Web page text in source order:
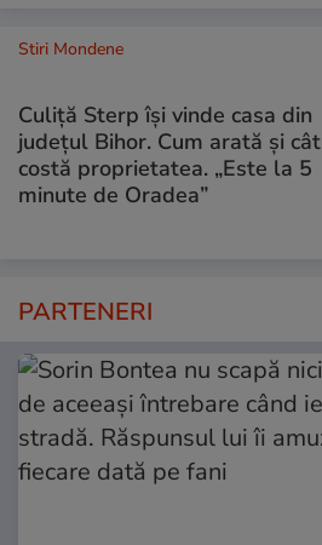
Stiri Mondene
Culiță Sterp își vinde casa din
județul Bihor. Cum arată și cât
costă proprietatea. „Este la 5
minute de Oradea”
PARTENERI